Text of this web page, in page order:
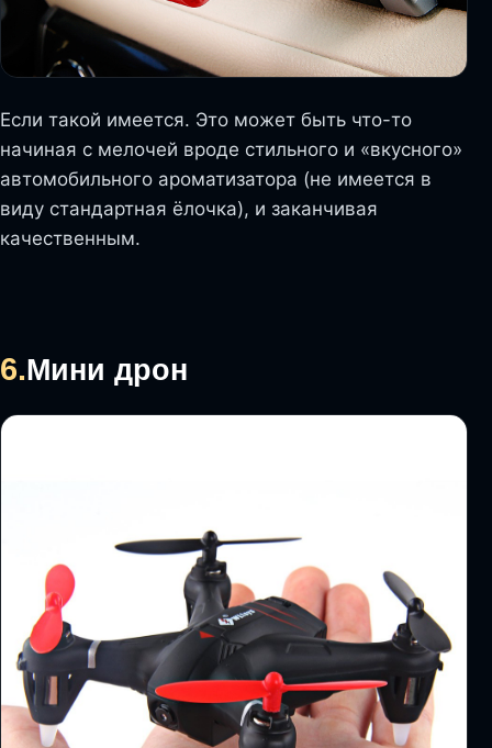
Если такой имеется. Это может быть что-то
начиная с мелочей вроде стильного и «вкусного»
автомобильного ароматизатора (не имеется в
виду стандартная ёлочка), и заканчивая
качественным.
6.Мини дрон